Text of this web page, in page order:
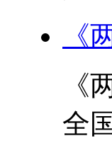
《
《
全